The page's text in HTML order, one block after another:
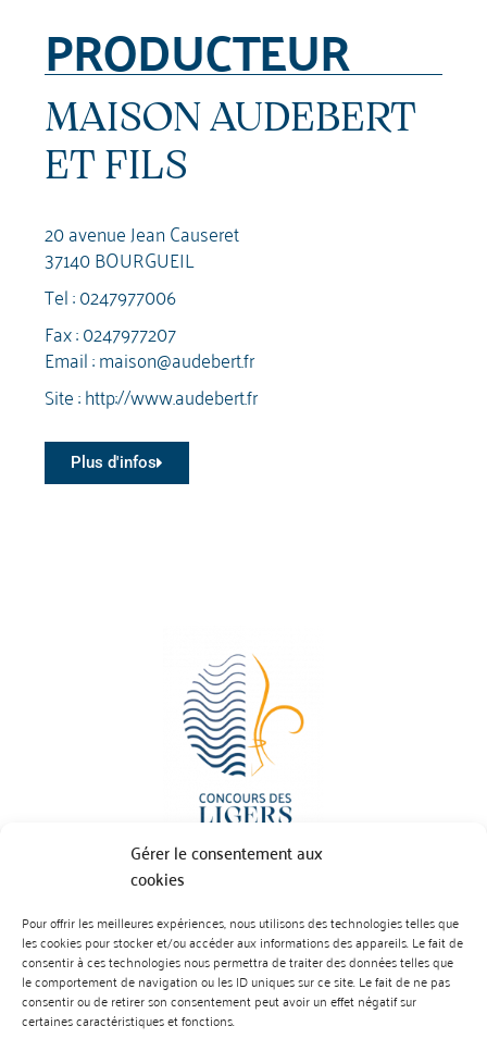
Gérer le consentement aux
cookies
Pour offrir les meilleures expériences, nous utilisons des technologies telles que
les cookies pour stocker et/ou accéder aux informations des appareils. Le fait de
consentir à ces technologies nous permettra de traiter des données telles que
le comportement de navigation ou les ID uniques sur ce site. Le fait de ne pas
consentir ou de retirer son consentement peut avoir un effet négatif sur
certaines caractéristiques et fonctions.
PRODUCTEUR
MAISON AUDEBERT
ET FILS
20 avenue Jean Causeret
37140 BOURGUEIL
Tel :0247977006
Fax : 0247977207
Email :maison@audebert.fr
Site :http://www.audebert.fr
Plus d'infos
BP 70023 - 49610 JUIGNE SUR LOIRE
Tél :07 88 99 01 07